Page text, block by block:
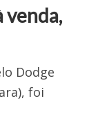
venda,
Dodge
foi